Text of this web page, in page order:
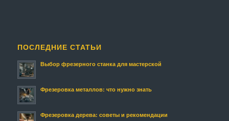
ПОСЛЕДНИЕ СТАТЬИ
Выбор фрезерного станка для мастерской
Фрезеровка металлов: что нужно знать
Фрезеровка дерева: советы и рекомендации